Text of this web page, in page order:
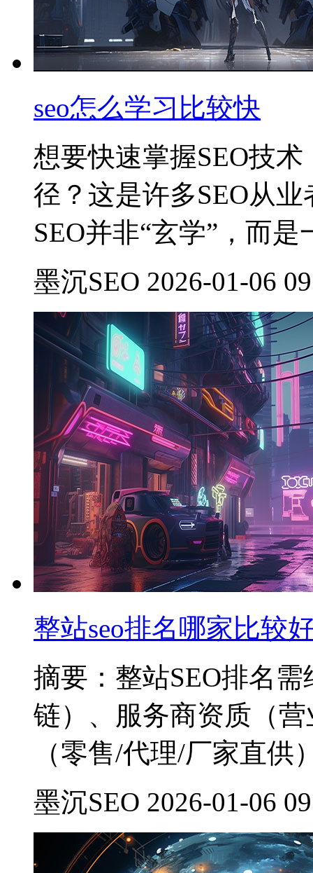
seo怎么学习比较快
想要快速掌握SEO技
径？这是许多SEO从
SEO并非“玄学”，而是
墨沉SEO 2026-01-06
整站seo排名哪家比较
摘要：整站SEO排名
链）、服务商资质（
（零售/代理/厂家直供
墨沉SEO 2026-01-06